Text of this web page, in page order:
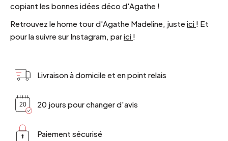
copiant les bonnes idées déco d'Agathe !
Retrouvez le home tour d'Agathe Madeline, justeici ! Et
pour la suivre sur Instagram, parici !
Livraison à domicile et en point relais
20 jours pour changer d'avis
Paiement sécurisé